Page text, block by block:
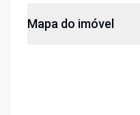
Mapa do imóvel